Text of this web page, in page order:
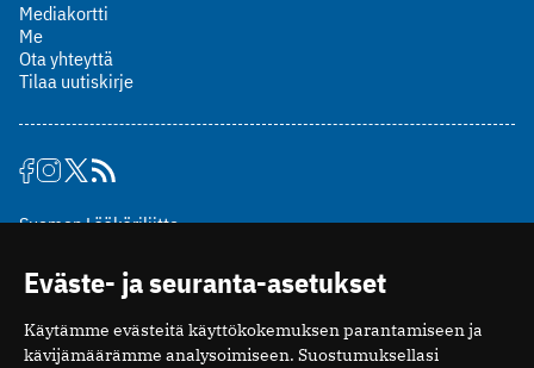
Mediakortti
Me
Ota yhteyttä
Tilaa uutiskirje
Suomen Lääkäriliitto
00510 Helsinki
puh. (09) 393 091
toimitus@potilaanlaakarilehti.fi
Eväste- ja seuranta-asetukset
Käytämme evästeitä käyttökokemuksen parantamiseen ja
kävijämäärämme analysoimiseen. Suostumuksellasi